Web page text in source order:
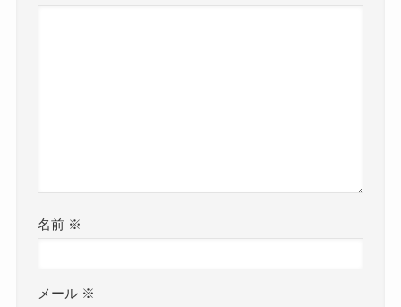
名前 ※
メール ※